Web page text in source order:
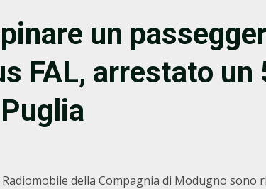
un
FAL, arrestato un
della Compagnia di Modugno sono